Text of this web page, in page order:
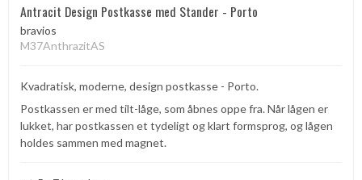
Antracit Design Postkasse med Stander - Porto
bravios
M37AnthrazitAS
Kvadratisk, moderne, design postkasse - Porto.
Postkassen er med tilt-låge, som åbnes oppe fra. Når lågen er
lukket, har postkassen et tydeligt og klart formsprog, og lågen
holdes sammen med magnet.